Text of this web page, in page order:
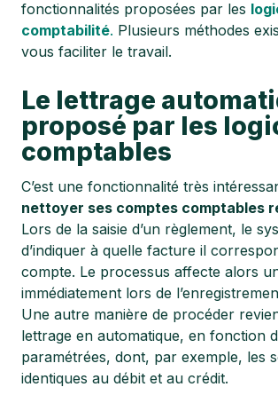
fonctionnalités proposées par les
comptabilité. Plusieurs méthodes
vous faciliter le travail.
Le lettrage
proposé par les
comptables
C’est une fonctionnalité très
nettoyer ses comptes comptables
Lors de la saisie d’un règlement, le
d’indiquer à quelle facture il
compte. Le processus affecte alors
immédiatement lors de
Une autre manière de procéder
lettrage en automatique, en fonction
paramétrées, dont, par exemple, les
identiques au débit et au crédit.